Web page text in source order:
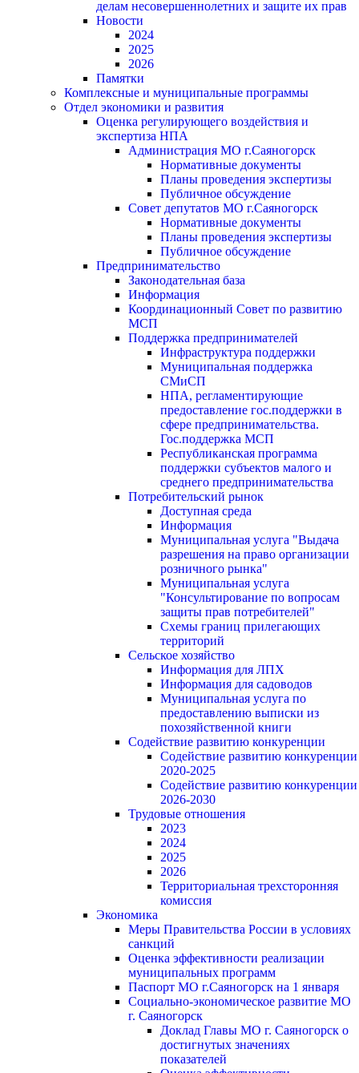
делам несовершеннолетних и защите их прав
Новости
2024
2025
2026
Памятки
Комплексные и муниципальные программы
Отдел экономики и развития
Оценка регулирующего воздействия и
экспертиза НПА
Администрация МО г.Саяногорск
Нормативные документы
Планы проведения экспертизы
Публичное обсуждение
Совет депутатов МО г.Саяногорск
Нормативные документы
Планы проведения экспертизы
Публичное обсуждение
Предпринимательство
Законодательная база
Информация
Координационный Совет по развитию
МСП
Поддержка предпринимателей
Инфраструктура поддержки
Муниципальная поддержка
СМиСП
НПА, регламентирующие
предоставление гос.поддержки в
сфере предпринимательства.
Гос.поддержка МСП
Республиканская программа
поддержки субъектов малого и
среднего предпринимательства
Потребительский рынок
Доступная среда
Информация
Муниципальная услуга "Выдача
разрешения на право организации
розничного рынка"
Муниципальная услуга
"Консультирование по вопросам
защиты прав потребителей"
Схемы границ прилегающих
территорий
Сельское хозяйство
Информация для ЛПХ
Информация для садоводов
Муниципальная услуга по
предоставлению выписки из
похозяйственной книги
Содействие развитию конкуренции
Содействие развитию конкуренции
2020-2025
Содействие развитию конкуренции
2026-2030
Трудовые отношения
2023
2024
2025
2026
Территориальная трехсторонняя
комиссия
Экономика
Меры Правительства России в условиях
санкций
Оценка эффективности реализации
муниципальных программ
Паспорт МО г.Саяногорск на 1 января
Социально-экономическое развитие МО
г. Саяногорск
Доклад Главы МО г. Саяногорск о
достигнутых значениях
показателей